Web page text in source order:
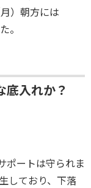
）朝方には
。
底入れか？
ポートは守られま
しており、下落